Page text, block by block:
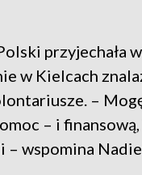
przyjechała
w Kielcach
–
– i
– wspomina